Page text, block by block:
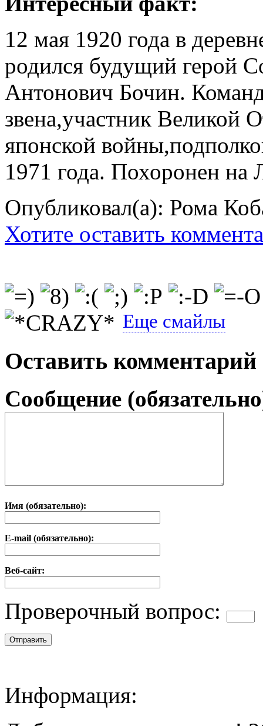
12 мая 1920 года в
родился будущий герой
Антонович Бочин.
звена,участник Великой
японской
1971 года. Похоронен
Опубликовал(а): Рома
Хотите оставить
Еще смайлы
Оставить комментарий
Сообщение
Имя (обязательно):
E-mail (обязательно):
Веб-сайт:
Проверочный вопрос:
Информация: